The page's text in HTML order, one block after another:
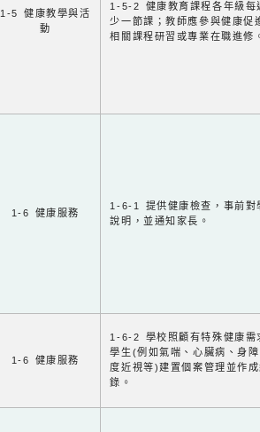
1-5 健康教學與活
動
1-5-2 健康教育課程各年級每
少一節課；教師應參與健康促
相關課程研習或專業在職進修
1-6 健康服務
1-6-1 提供健康檢查，事前對
說明，並通知家長。
1-6 健康服務
1-6-2 學校照顧有特殊健康需
學生(例如氣喘、心臟病、身
度近視等)建置個案管理並作
錄。